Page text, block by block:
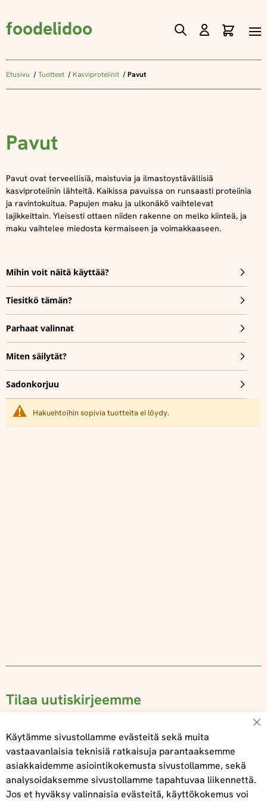
foodelidoo
Skip
Content
Etusivu Tuotteet Kasviproteiinit Pavut
Pavut
Pavut ovat terveellisiä, maistuvia ja ilmastoystävällisiä
kasviproteiinin lähteitä. Kaikissa pavuissa on runsaasti proteiinia
ja ravintokuitua. Papujen maku ja ulkonäkö vaihtelevat
lajikkeittain. Yleisesti ottaen niiden rakenne on melko kiinteä, ja
maku vaihtelee miedosta kermaiseen ja voimakkaaseen.
Mihin voit näitä käyttää?
Tiesitkö tämän?
Parhaat valinnat
Miten säilytät?
Sadonkorjuu
Hakuehtoihin sopivia tuotteita ei löydy.
Tilaa uutiskirjeemme
Tilaa
Käytämme sivustollamme evästeitä sekä muita
vastaavanlaisia teknisiä ratkaisuja parantaaksemme
asiakkaidemme asiointikokemusta sivustollamme, sekä
analysoidaksemme sivustollamme tapahtuvaa liikennettä.
Jos et hyväksy valinnaisia evästeitä, käyttökokemus voi